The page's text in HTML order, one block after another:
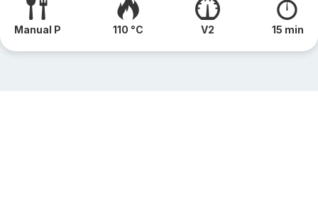
Manual P 110 °C V2 15 min